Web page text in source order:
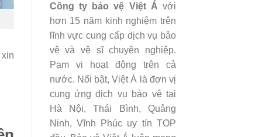
xin
Công ty bảo vệ Việt Á với
hơn 15 năm kinh nghiệm trên
lĩnh vực cung cấp dịch vụ bảo
vệ và vệ sĩ chuyên nghiệp.
Pạm vi hoạt động trên cả
nước. Nổi bật, Việt Á là đơn vị
cung ứng dịch vụ bảo vệ tại
Hà Nội, Thái Bình, Quảng
Ninh, Vĩnh Phúc uy tín TOP